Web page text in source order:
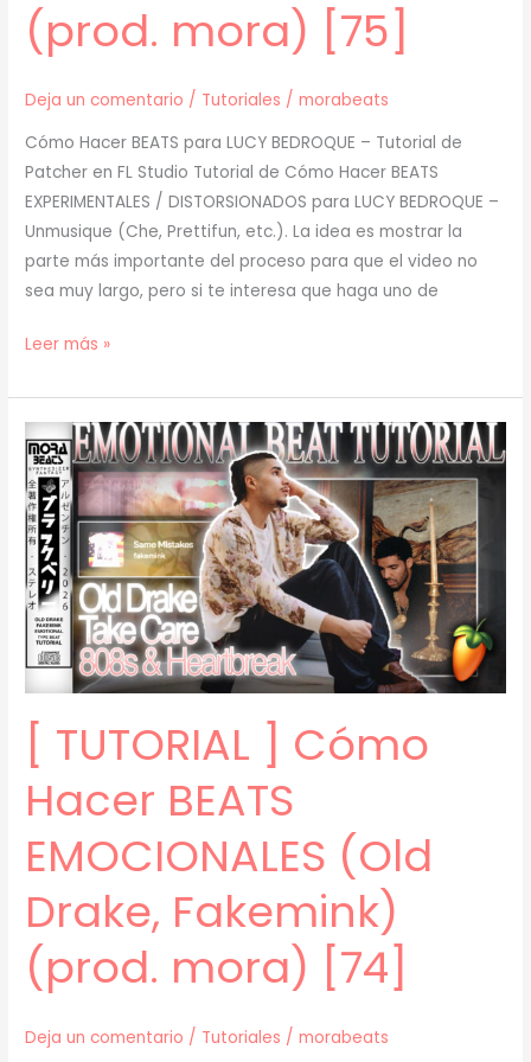
(prod. mora) [75]
Deja un comentario / Tutoriales /morabeats
Cómo Hacer BEATS para LUCY BEDROQUE – Tutorial de
Patcher en FL Studio Tutorial de Cómo Hacer BEATS
EXPERIMENTALES / DISTORSIONADOS para LUCY BEDROQUE –
Unmusique (Che, Prettifun, etc.). La idea es mostrar la
parte más importante del proceso para que el video no
sea muy largo, pero si te interesa que haga uno de
[
]
Cómo
Hacer
BEATS
para
LUCY
BEDROQUE
(prod.
mora)
[75]
Leer más »
[ TUTORIAL ] Cómo
Hacer BEATS
EMOCIONALES (Old
Drake, Fakemink)
(prod. mora) [74]
Deja un comentario / Tutoriales /morabeats